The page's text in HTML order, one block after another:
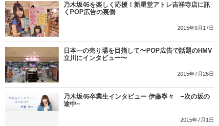
乃木坂46を楽しく応援！新星堂アトレ吉祥寺店に訊
くPOP広告の裏側
2015年9月17日
日本一の売り場を目指して〜POP広告で話題のHMV
立川にインタビュー〜
2015年7月26日
乃木坂46卒業生インタビュー 伊藤寧々 −次の坂の
途中−
2015年7月1日